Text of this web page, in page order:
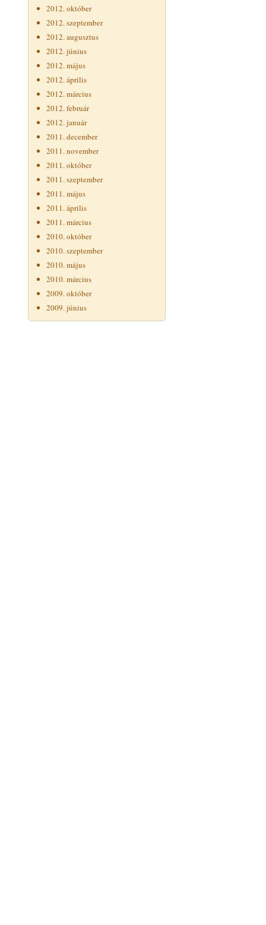
2012. október
2012. szeptember
2012. augusztus
2012. június
2012. május
2012. április
2012. március
2012. február
2012. január
2011. december
2011. november
2011. október
2011. szeptember
2011. május
2011. április
2011. március
2010. október
2010. szeptember
2010. május
2010. március
2009. október
2009. június